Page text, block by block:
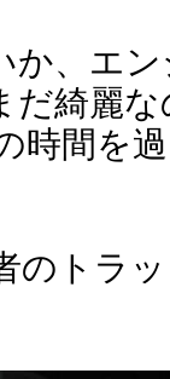
か、エ
だ綺麗
時間を
のトラ